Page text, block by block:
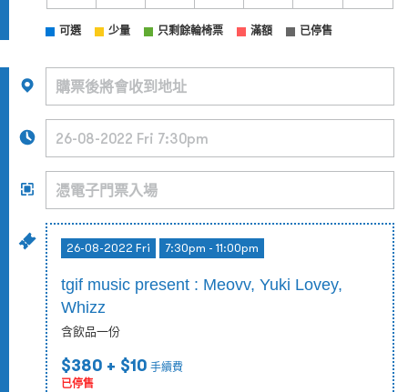
可選 少量 只剩餘輪椅票 滿額 已停售
26-08-2022 Fri 7:30pm - 11:00pm
tgif music present : Meovv, Yuki Lovey,
Whizz
含飲品一份
$380 + $10 手續費
已停售